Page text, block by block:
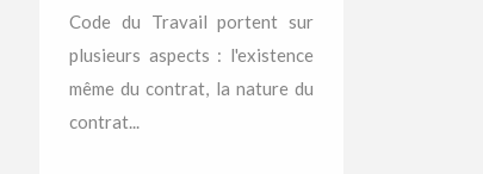
Code du Travail portent sur
plusieurs aspects : l'existence
même du contrat, la nature du
contrat...